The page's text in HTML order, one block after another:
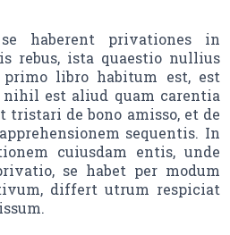
haberent privationes in
rebus, ista quaestio nullius
libro habitum est, est
est aliud quam carentia
tristari de bono amisso, et de
sequentis. In
cuiusdam entis, unde
se habet per modum
differt utrum respiciat